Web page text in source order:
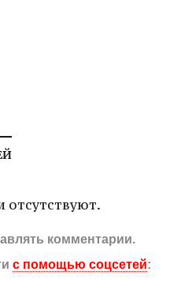
комментарии.
с помощью соцсетей: